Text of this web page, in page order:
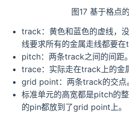
图17 基于格点
track：黄色和蓝色的虚线，
线要求所有的金属走线都要在
pitch：两条track之间的间距。
trace：实际走在track上的金
grid point：两条track的交点
标准单元的高宽都是pitch的
的pin都放到了grid point上。